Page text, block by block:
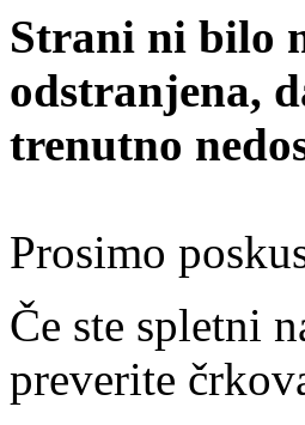
Strani ni bilo
odstranjena,
trenutno
Prosimo
Če ste spletni
preverite